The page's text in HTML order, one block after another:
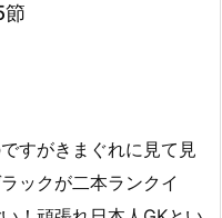
節
すがきまぐれに見て見
ックが二本ランクイ